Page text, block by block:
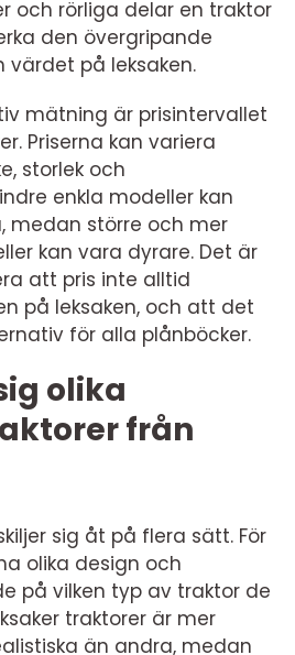
och rörliga delar en traktor
den övergripande
värdet på leksaken.
mätning är prisintervallet
Priserna kan variera
storlek och
enkla modeller kan
medan större och mer
kan vara dyrare. Det är
att pris inte alltid
på leksaken, och att det
för alla plånböcker.
olika
från
sig åt på flera sätt. För
olika design och
på vilken typ av traktor de
traktorer är mer
än andra, medan